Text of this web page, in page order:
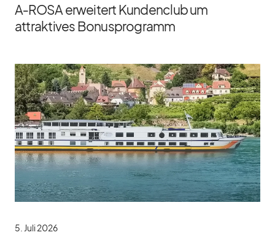
A‑ROSA erweitert Kundenclub um
attraktives Bonusprogramm
5. Juli 2026